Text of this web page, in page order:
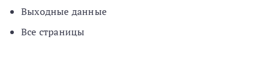
Выходные данные
Все страницы